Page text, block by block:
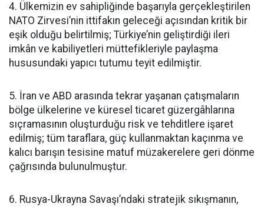
4. Ülkemizin ev sahipliğinde başarıyla gerçekleştirilen
NATO Zirvesi’nin ittifakın geleceği açısından kritik bir
eşik olduğu belirtilmiş; Türkiye’nin geliştirdiği ileri
imkân ve kabiliyetleri müttefikleriyle paylaşma
hususundaki yapıcı tutumu teyit edilmiştir.
5. İran ve ABD arasında tekrar yaşanan çatışmaların
bölge ülkelerine ve küresel ticaret güzergâhlarına
sıçramasının oluşturduğu risk ve tehditlere işaret
edilmiş; tüm taraflara, güç kullanmaktan kaçınma ve
kalıcı barışın tesisine matuf müzakerelere geri dönme
çağrısında bulunulmuştur.
6. Rusya-Ukrayna Savaşı’ndaki stratejik sıkışmanın,